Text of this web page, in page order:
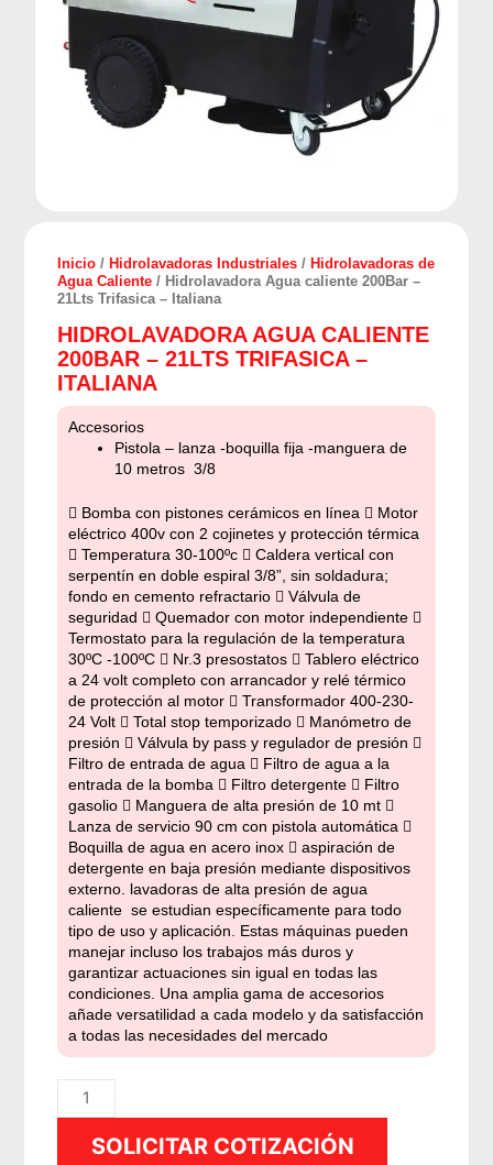
Inicio /Hidrolavadoras Industriales /Hidrolavadoras de
Agua Caliente / Hidrolavadora Agua caliente 200Bar –
21Lts Trifasica – Italiana
HIDROLAVADORA AGUA CALIENTE
200BAR – 21LTS TRIFASICA –
ITALIANA
Accesorios
Pistola – lanza -boquilla fija -manguera de
10 metros 3/8
 Bomba con pistones cerámicos en línea  Motor
eléctrico 400v con 2 cojinetes y protección térmica
 Temperatura 30-100ºc  Caldera vertical con
serpentín en doble espiral 3/8”, sin soldadura;
fondo en cemento refractario  Válvula de
seguridad  Quemador con motor independiente 
Termostato para la regulación de la temperatura
30ºC -100ºC  Nr.3 presostatos  Tablero eléctrico
a 24 volt completo con arrancador y relé térmico
de protección al motor  Transformador 400-230-
24 Volt  Total stop temporizado  Manómetro de
presión  Válvula by pass y regulador de presión 
Filtro de entrada de agua  Filtro de agua a la
entrada de la bomba  Filtro detergente  Filtro
gasolio  Manguera de alta presión de 10 mt 
Lanza de servicio 90 cm con pistola automática 
Boquilla de agua en acero inox  aspiración de
detergente en baja presión mediante dispositivos
externo. lavadoras de alta presión de agua
caliente se estudian específicamente para todo
tipo de uso y aplicación. Estas máquinas pueden
manejar incluso los trabajos más duros y
garantizar actuaciones sin igual en todas las
condiciones. Una amplia gama de accesorios
añade versatilidad a cada modelo y da satisfacción
a todas las necesidades del mercado
Hidrolavadora
Agua
calienteSOLICITAR COTIZACIÓN